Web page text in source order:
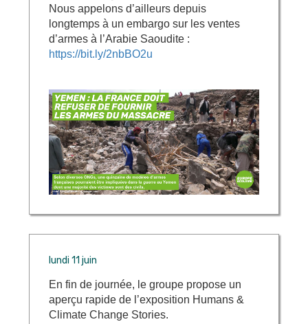
Nous appelons d’ailleurs depuis
longtemps à un embargo sur les ventes
d’armes à l’Arabie Saoudite :
https://bit.ly/2nbBO2u
lundi 11 juin
En fin de journée, le groupe propose un
aperçu rapide de l’exposition Humans &
Climate Change Stories.